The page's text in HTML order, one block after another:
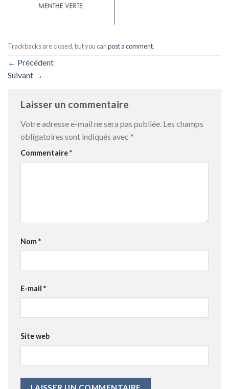
Trackbacks are closed, but you canpost a comment.
← Précédent
Suivant →
Laisser un commentaire
Votre adresse e-mail ne sera pas publiée. Les champs
obligatoires sont indiqués avec *
Commentaire*
Nom*
E-mail *
Site web